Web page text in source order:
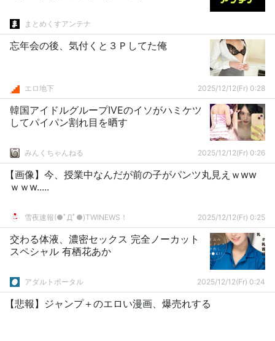
まとめくすアンテナ
忘年会の後、気付くと３Ｐしてた俺
エロ地下 2025/12/12(Fr) 0:28
韓国アイドルグループIVEのイソがハミケツ
してパイパン割れ目を晒す
みんくちゃんねる 2025/12/12(Fr) 0:26
【画像】今、授業中なんだが前の子がパンツ丸見えｗww
ｗｗw.....
雪夜速報(●ﾟДﾟ●)TWINEWS！ 2025/12/12(Fr) 0:25
交わる体液、濃密セックス 完全ノーカット
スペシャル 有栖花あか
アダルトポータル 2025/12/12(Fr) 0:24
【悲報】ジャンプ＋のエロい漫画、爆売れする